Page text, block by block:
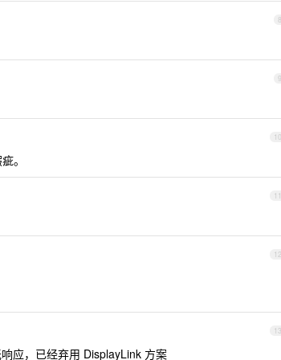
8
9
10
。
11
12
13
应，已经弃用 DisplayLink 方案